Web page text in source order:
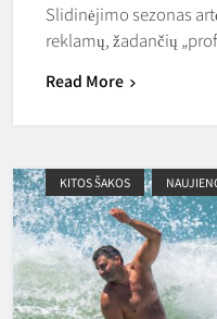
Slidinėjimo sezonas
reklamų, žadančių
Read More
KITOS ŠAKOS